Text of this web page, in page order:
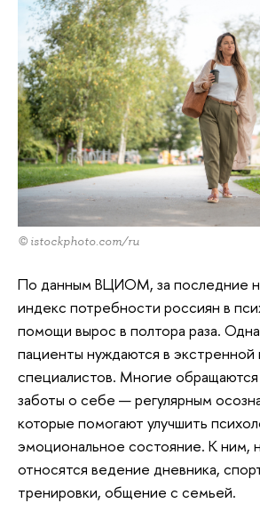
© istockphoto.com/ru
По данным ВЦИОМ, за последние
индекс потребности россиян в
помощи вырос в полтора раза.
пациенты нуждаются в
специалистов. Многие обращаются
заботы о себе — регулярным
которые помогают улучшить
эмоциональное состояние. К ним,
относятся ведение дневника,
тренировки, общение с семьей.